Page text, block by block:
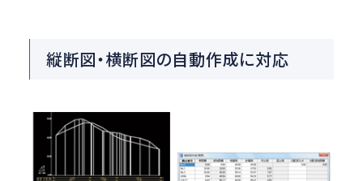
縦断図・横断図の自動作成に対応